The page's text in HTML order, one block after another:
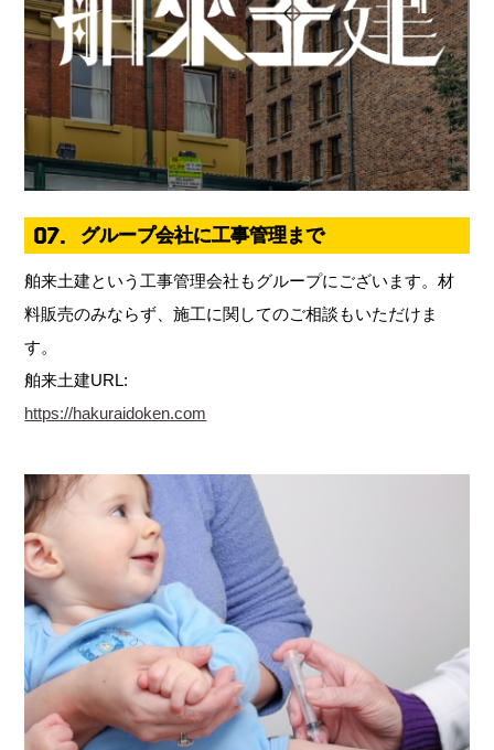
07. グループ会社に工事管理まで
舶来土建という工事管理会社もグループにございます。材
料販売のみならず、施工に関してのご相談もいただけま
す。
舶来土建URL:
https://hakuraidoken.com